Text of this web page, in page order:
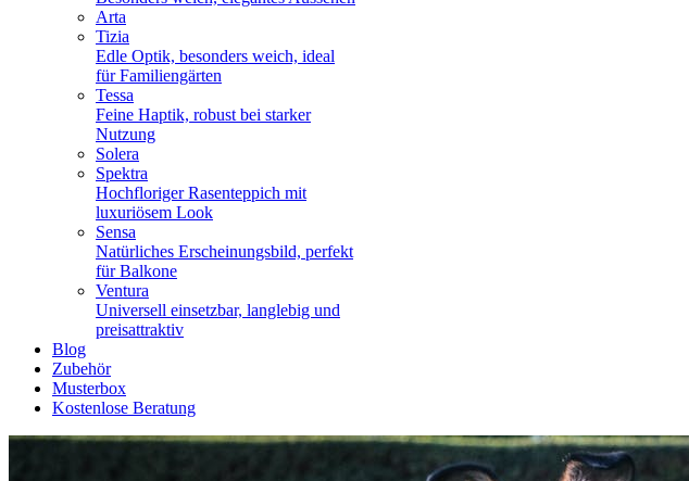
Arta
Tizia
Edle Optik, besonders weich, ideal
für Familiengärten
Tessa
Feine Haptik, robust bei starker
Nutzung
Solera
Spektra
Hochfloriger Rasenteppich mit
luxuriösem Look
Sensa
Natürliches Erscheinungsbild, perfekt
für Balkone
Ventura
Universell einsetzbar, langlebig und
preisattraktiv
Blog
Zubehör
Musterbox
Kostenlose Beratung